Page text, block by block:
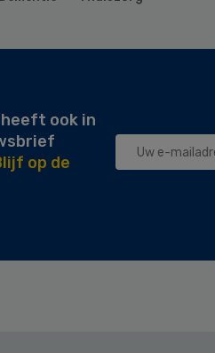
ook in
op de